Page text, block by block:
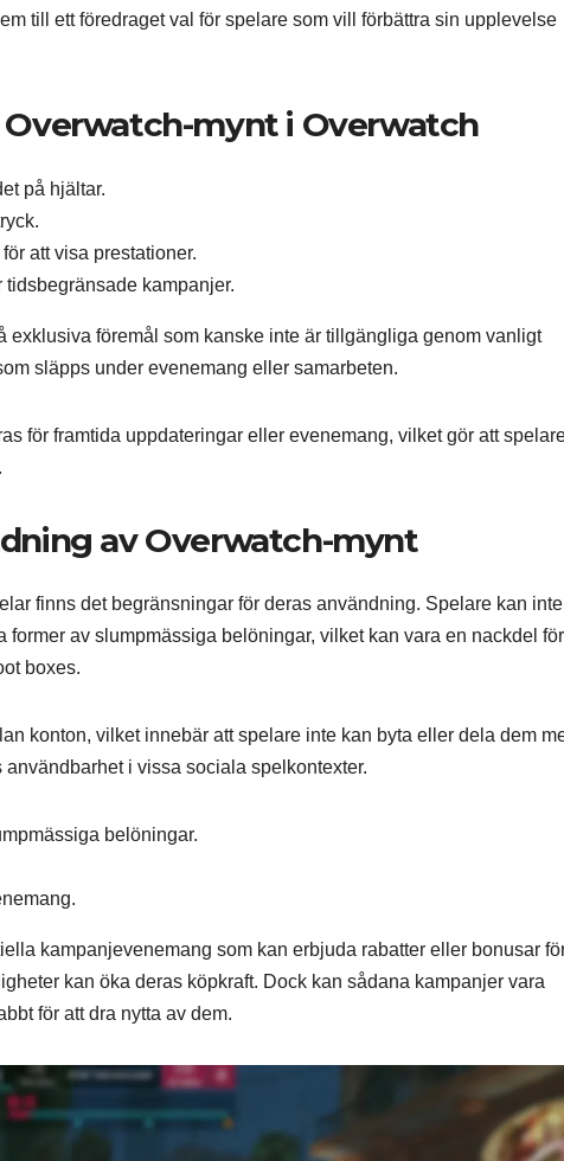
till ett föredraget val för spelare som vill förbättra sin upplevelse
mynt i Overwatch
på hjältar.
att visa prestationer.
kampanjer.
exklusiva föremål som kanske inte är tillgängliga genom vanligt
släpps under evenemang eller samarbeten.
för framtida uppdateringar eller evenemang, vilket gör att
av Overwatch-mynt
finns det begränsningar för deras användning. Spelare kan inte
av slumpmässiga belöningar, vilket kan vara en nackdel
boxes.
konton, vilket innebär att spelare inte kan byta eller dela dem
i vissa sociala spelkontexter.
belöningar.
kampanjevenemang som kan erbjuda rabatter eller bonusar
kan öka deras köpkraft. Dock kan sådana kampanjer vara
för att dra nytta av dem.